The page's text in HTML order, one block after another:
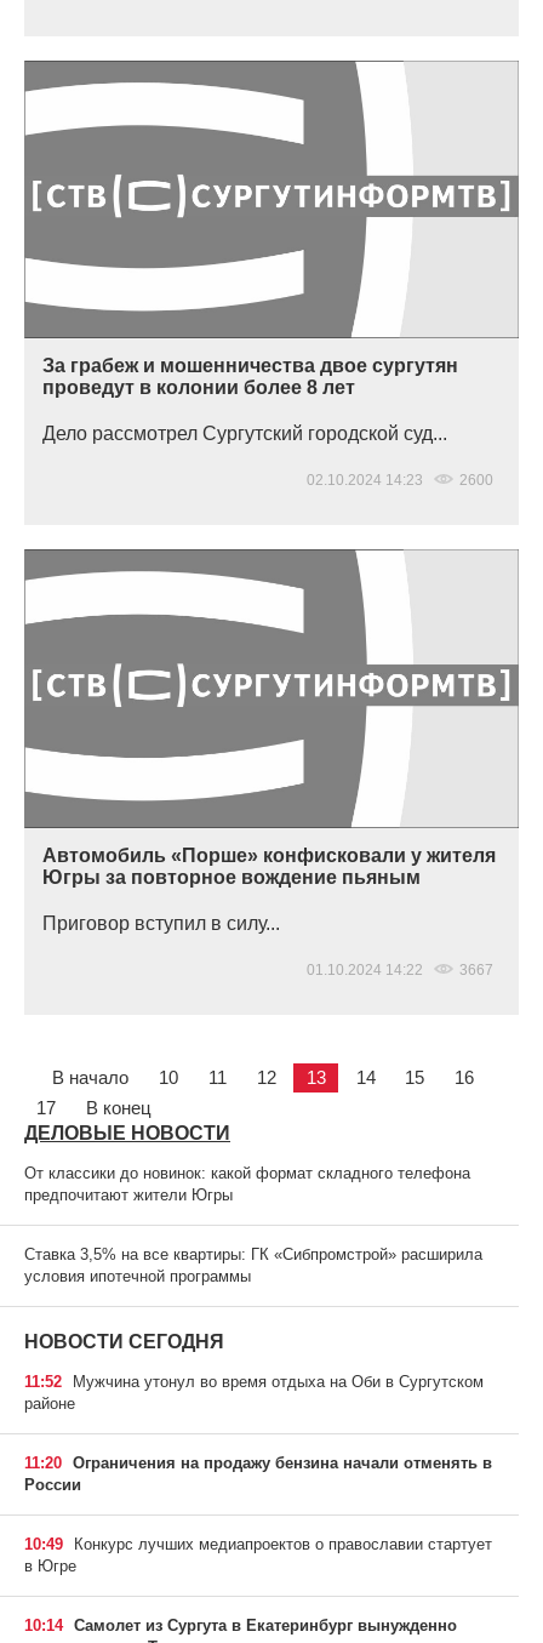
За грабеж и мошенничества двое сургутян
проведут в колонии более 8 лет
Дело рассмотрел Сургутский городской суд...
02.10.2024 14:23 2600
Автомобиль «Порше» конфисковали у жителя
Югры за повторное вождение пьяным
Приговор вступил в силу...
01.10.2024 14:22 3667
В начало 10 11 12 13 14 15
16
17
В конец
ДЕЛОВЫЕ НОВОСТИ
От классики до новинок: какой формат складного телефона
предпочитают жители Югры
Ставка 3,5% на все квартиры: ГК «Сибпромстрой» расширила
условия ипотечной программы
НОВОСТИ СЕГОДНЯ
11:52
Мужчина утонул во время отдыха на Оби в Сургутском
районе
11:20 Ограничения на продажу бензина начали отменять в
России
10:49
Конкурс лучших медиапроектов о православии стартует
в Югре
10:14 Самолет из Сургута в Екатеринбург вынужденно